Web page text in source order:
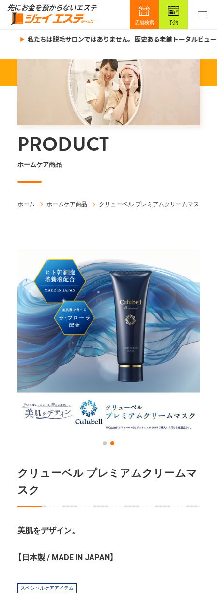
店舗検索 予約
私たちは脱毛サロンではありません。歴史ある老舗トータルビューテ
PRODUCT
ホームケア商品
ホーム ホームケア商品 クリューベル プレミアムクリームマスク
クリューベル プレミアムクリームマ
スク
美肌をデザイン。
【日本製 / MADE IN JAPAN】
スペシャルケアアイテム